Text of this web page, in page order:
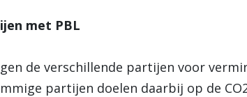
met PBL
de verschillende partijen voor
partijen doelen daarbij op de